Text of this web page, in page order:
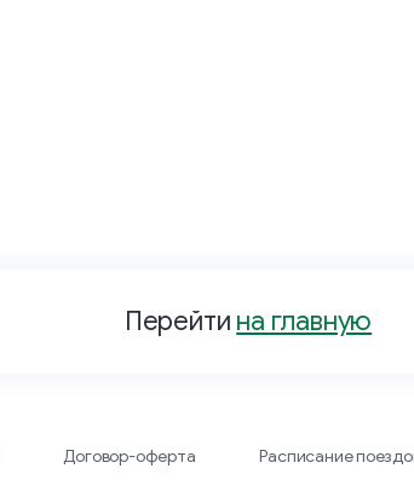
Перейти на главную
Договор-оферта Расписание